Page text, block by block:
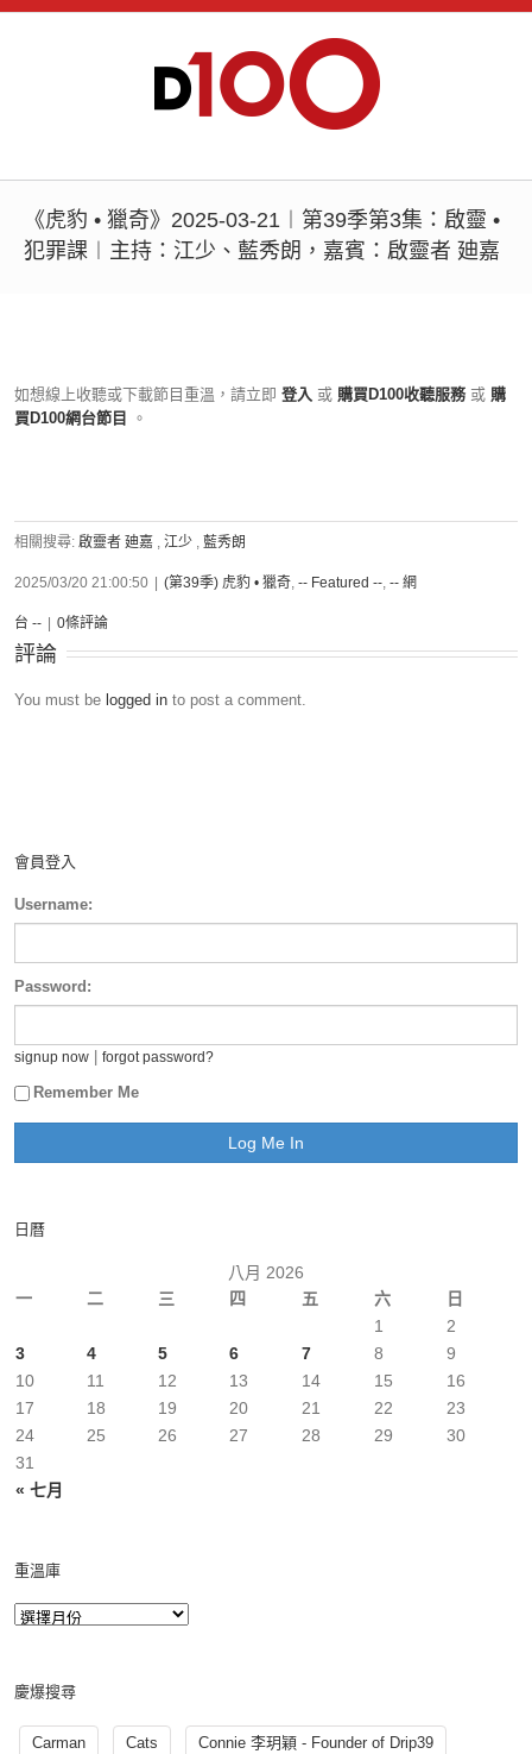
《虎豹 • 獵奇》2025-03-21︱第39季第3集：啟靈 •
犯罪課︱主持：江少、藍秀朗，嘉賓：啟靈者 廸嘉
如想線上收聽或下載節目重溫，請立即 登入 或 購買D100收聽服務 或 購
買D100網台節目
。
相關搜尋: 啟靈者 廸嘉 , 江少 , 藍秀朗
2025/03/20 21:00:50 (第39季) 虎豹 • 獵奇, -- Featured --, -- 網
台 -- 0條評論
評論
You must be logged in to post a comment.
會員登入
Username:
Password:
signup now forgot password?
Remember Me
日曆
八月 2026
一
二 三 四 五 六 日
« 七月
1
2
3
4 5 6 7 8
9
10
11 12 13 14 15
16
17
18 19 20 21 22
23
24
25 26 27 28 29
30
31
重溫庫
慶爆搜尋
Carman Cats Connie 李玥穎 - Founder of Drip39